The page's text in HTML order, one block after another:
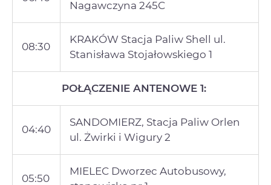
Nagawczyna 245C
08:30
KRAKÓW Stacja Paliw Shell ul.
Stanisława Stojałowskiego 1
POŁĄCZENIE ANTENOWE 1:
04:40
SANDOMIERZ, Stacja Paliw Orlen
ul. Żwirki i Wigury 2
05:50
MIELEC Dworzec Autobusowy,